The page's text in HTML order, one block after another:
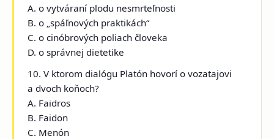
A. o vytváraní plodu nesmrteľnosti
B. o „spáľnových praktikách“
C. o cinóbrových poliach človeka
D. o správnej dietetike
10. V ktorom dialógu Platón hovorí o vozatajovi
a dvoch koňoch?
A. Faidros
B. Faidon
C. Menón